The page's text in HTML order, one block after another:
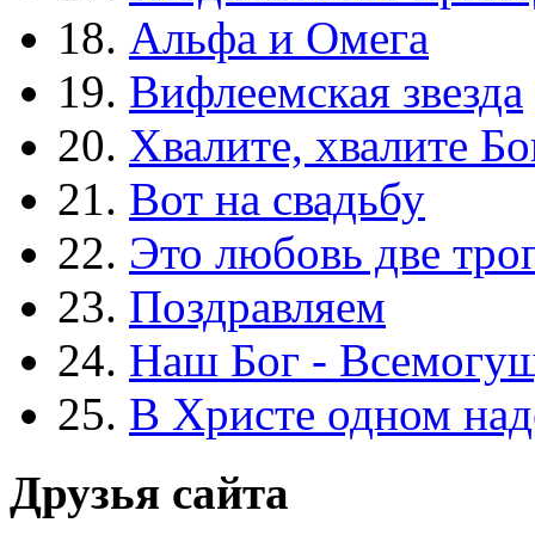
18. Альфа и Омега
19. Вифлеемская звезда
20. Хвалите, хвалите
21. Вот на свадьбу
22. Это любовь две
23. Поздравляем
24. Наш Бог -
25. В Христе одном
Друзья сайта